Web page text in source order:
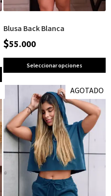
Blusa Back Blanca
$55.000
Seleccionar opciones
AGOTADO